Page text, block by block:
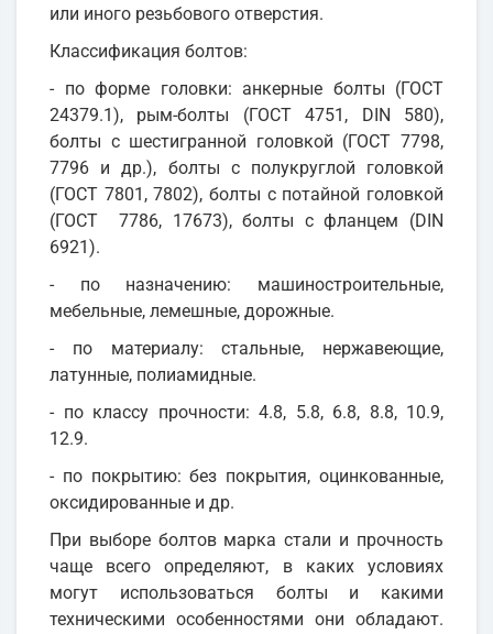
или иного резьбового отверстия.
Классификация болтов:
- по форме головки: анкерные болты (ГОСТ
24379.1), рым-болты (ГОСТ 4751, DIN 580),
болты с шестигранной головкой (ГОСТ 7798,
7796 и др.), болты с полукруглой головкой
(ГОСТ 7801, 7802), болты с потайной головкой
(ГОСТ 7786, 17673), болты с фланцем (DIN
6921).
- по назначению: машиностроительные,
мебельные, лемешные, дорожные.
- по материалу: стальные, нержавеющие,
латунные, полиамидные.
- по классу прочности: 4.8, 5.8, 6.8, 8.8, 10.9,
12.9.
- по покрытию: без покрытия, оцинкованные,
оксидированные и др.
При выборе болтов марка стали и прочность
чаще всего определяют, в каких условиях
могут использоваться болты и какими
техническими особенностями они обладают.